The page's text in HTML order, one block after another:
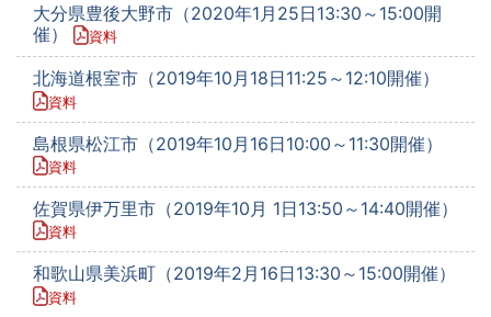
大分県豊後大野市（2020年1月25日13:30～15:00開
催）
資料
北海道根室市（2019年10月18日11:25～12:10開催）
資料
島根県松江市（2019年10月16日10:00～11:30開催）
資料
佐賀県伊万里市（2019年10月 1日13:50～14:40開催）
資料
和歌山県美浜町（2019年2月16日13:30～15:00開催）
資料